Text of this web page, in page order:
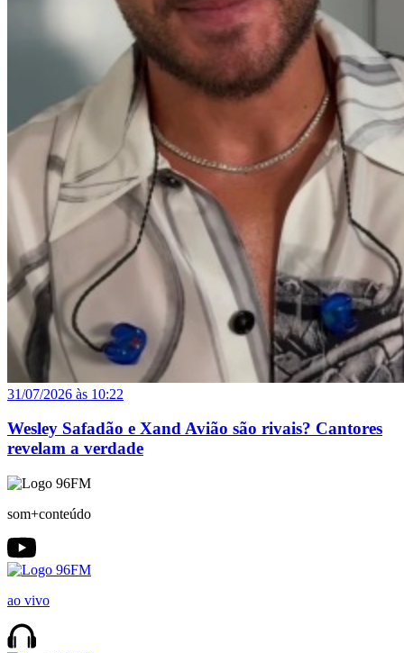
31/07/2026 às 10:22
Wesley Safadão e Xand Avião são rivais? Cantores
revelam a verdade
som+conteúdo
ao vivo